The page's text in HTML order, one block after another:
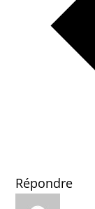
Répondre